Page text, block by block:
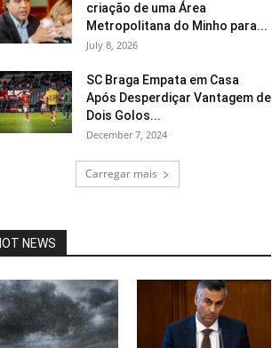
criação de uma Área
Metropolitana do Minho para...
July 8, 2026
SC Braga Empata em Casa
Após Desperdiçar Vantagem de
Dois Golos...
December 7, 2024
Carregar mais
NEWS